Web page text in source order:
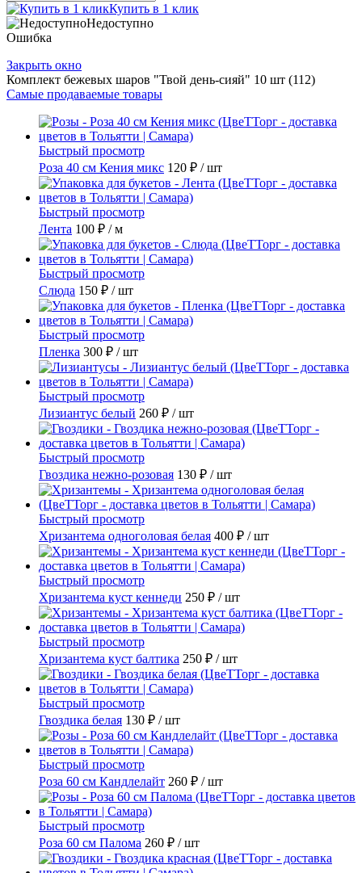
Купить в 1 клик
Недоступно
Ошибка
Закрыть окно
Комплект бежевых шаров "Твой день-сияй" 10 шт (112)
Самые продаваемые товары
Быстрый просмотр
Роза 40 см Кения микс 120 ₽ / шт
Быстрый просмотр
Лента 100 ₽ / м
Быстрый просмотр
Слюда 150 ₽ / шт
Быстрый просмотр
Пленка 300 ₽ / шт
Быстрый просмотр
Лизиантус белый 260 ₽ / шт
Быстрый просмотр
Гвоздика нежно-розовая 130 ₽ / шт
Быстрый просмотр
Хризантема одноголовая белая 400 ₽ / шт
Быстрый просмотр
Хризантема куст кеннеди 250 ₽ / шт
Быстрый просмотр
Хризантема куст балтика 250 ₽ / шт
Быстрый просмотр
Гвоздика белая 130 ₽ / шт
Быстрый просмотр
Роза 60 см Кандлелайт 260 ₽ / шт
Быстрый просмотр
Роза 60 см Палома 260 ₽ / шт